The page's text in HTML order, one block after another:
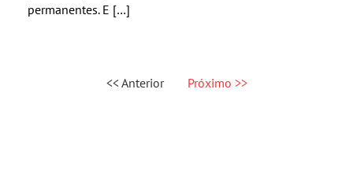
permanentes. E […]
<< Anterior Próximo >>